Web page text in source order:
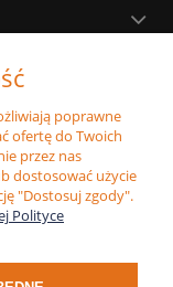
poprawne
ofertę do Twoich
przez nas
dostosować użycie
"Dostosuj zgody".
Polityce